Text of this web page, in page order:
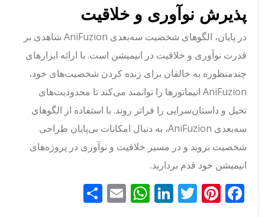
پذیرش نوآوری و خلاقیت
در پایان، الگوهای شخصیت سه‌بعدی AniFuzion شاهدی بر
قدرت نوآوری و خلاقیت در انیمیشن است. با ارائه ابزارهای
چندمنظوره به خالقان برای زنده کردن شخصیت‌های خود،
AniFuzion انیماتورها را توانمند می‌کند تا محدودیت‌های
تخیل و داستان‌سرایی را فراتر روند. با استفاده از الگوهای
سه‌بعدی AniFuzion، به دنبال امکانات بی‌پایان طراحی
شخصیت بروید و در مسیر خلاقیت و نوآوری در پروژه‌های
انیمیشن خود قدم بردارید.
Facebook
Pinterest
Twitter
LinkedIn
WhatsApp
Emailاشتراک